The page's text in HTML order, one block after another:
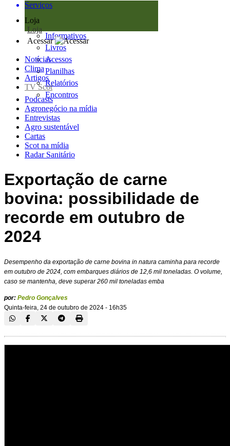
Serviços
Loja
Loja
Informativos
Livros
Acessos
Planilhas
Relatórios
Encontros
Acessar
Notícias
Clima
Artigos
TV Scot
Podcasts
Agronegócio na mídia
Entrevistas
Agro sustentável
Cartas
Scot na mídia
Radar Sanitário
Exportação de carne
bovina: possibilidade de
recorde em outubro de
2024
Desempenho da exportação de carne bovina in natura caminha para recorde
em outubro de 2024, com embarques diários de 12,6 mil toneladas. O volume,
caso se mantenha, deve superar 260 mil toneladas emba
por: Pedro Gonçalves
Quinta-feira, 24 de outubro de 2024 - 16h35